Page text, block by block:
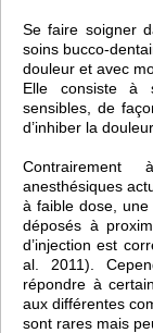
Se faire soigner
soins bucco-
douleur et avec
Elle consiste à
sensibles, de
d’inhiber la
anesthésiques
à faible dose, une
déposés à
d’injection est
al. 2011).
répondre à
aux différentes
sont rares mais